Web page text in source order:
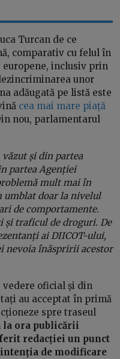
Turcan de ce
comparativ cu felul în
europene, inclusiv prin
unor
adăugată pe listă este
cea mai mare piață
nou, parlamentarul
și din partea
partea Agenției
mult mai în
umblat doar la nivelul
de comportamente.
și traficul de droguri. De
ai DIICOT-ului,
nevoia înăspririi acestor
vedere oficial și din
au acceptat în primă
spre traseul
la ora publicării
redacției un punct
de modificare